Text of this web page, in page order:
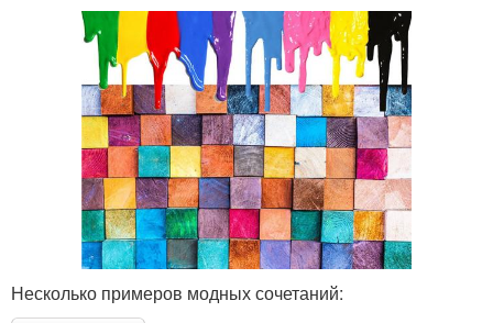
Несколько примеров модных сочетаний: